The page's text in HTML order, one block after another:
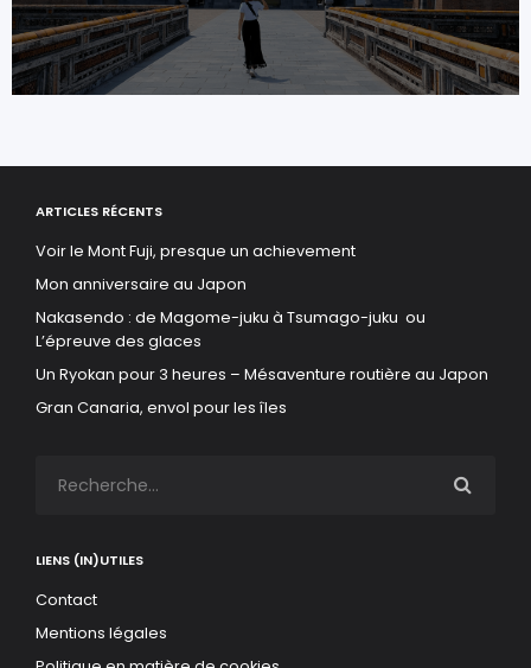
ARTICLES RÉCENTS
Voir le Mont Fuji, presque un achievement
Mon anniversaire au Japon
Nakasendo : de Magome-juku à Tsumago-juku ou
L’épreuve des glaces
Un Ryokan pour 3 heures – Mésaventure routière au Japon
Gran Canaria, envol pour les îles
LIENS (IN)UTILES
Contact
Mentions légales